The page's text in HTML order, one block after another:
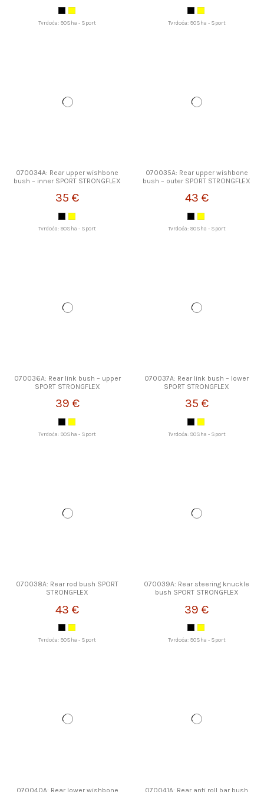
Tvrdoća: 90Sha - Sport Tvrdoća: 90Sha - Sport
070034A: Rear upper wishbone
bush – inner SPORT STRONGFLEX
35 €
Tvrdoća: 90Sha - Sport
070035A: Rear upper wishbone
bush – outer SPORT STRONGFLEX
43 €
Tvrdoća: 90Sha - Sport
070036A: Rear link bush – upper
SPORT STRONGFLEX
39 €
Tvrdoća: 90Sha - Sport
070037A: Rear link bush – lower
SPORT STRONGFLEX
35 €
Tvrdoća: 90Sha - Sport
070038A: Rear rod bush SPORT
STRONGFLEX
43 €
Tvrdoća: 90Sha - Sport
070039A: Rear steering knuckle
bush SPORT STRONGFLEX
39 €
Tvrdoća: 90Sha - Sport
070040A: Rear lower wishbone 070041A: Rear anti roll bar bush